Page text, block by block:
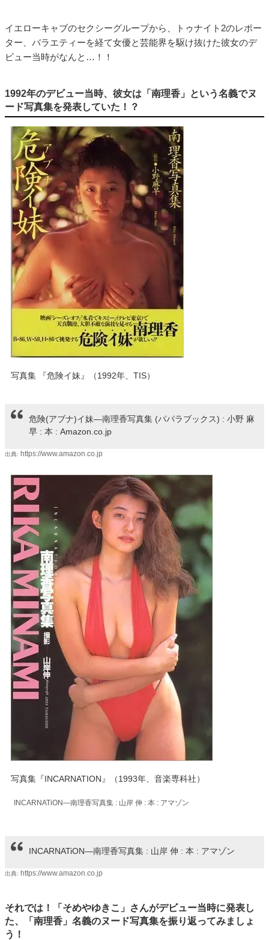
イエローキャブのセクシーグループから、トゥナイト2のレポー
ター、バラエティーを経て女優と芸能界を駆け抜けた彼女のデ
ビュー当時がなんと…！！
1992年のデビュー当時、彼女は「南理香」という名義でヌ
ード写真集を発表していた！？
写真集 『危険イ妹』（1992年、TIS）
危険(アブナ)イ妹―南理香写真集 (パパラブックス) : 小野 麻
早 : 本 : Amazon.co.jp
出典: https://www.amazon.co.jp
写真集『INCARNATION』（1993年、音楽専科社）
INCARNATiON―南理香写真集 : 山岸 伸 : 本 : アマゾン
INCARNATiON―南理香写真集 : 山岸 伸 : 本 : アマゾン
出典: https://www.amazon.co.jp
それでは！「そめやゆきこ」さんがデビュー当時に発表し
た、「南理香」名義のヌード写真集を振り返ってみましょ
う！